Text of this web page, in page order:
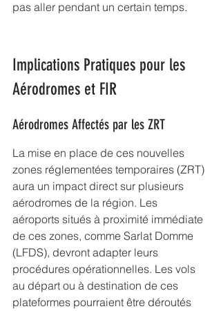
pas aller pendant un certain temps.
Implications Pratiques pour les
Aérodromes et FIR
Aérodromes Affectés par les ZRT
La mise en place de ces nouvelles
zones réglementées temporaires (ZRT)
aura un impact direct sur plusieurs
aérodromes de la région. Les
aéroports situés à proximité immédiate
de ces zones, comme Sarlat Domme
(LFDS), devront adapter leurs
procédures opérationnelles. Les vols
au départ ou à destination de ces
plateformes pourraient être déroutés